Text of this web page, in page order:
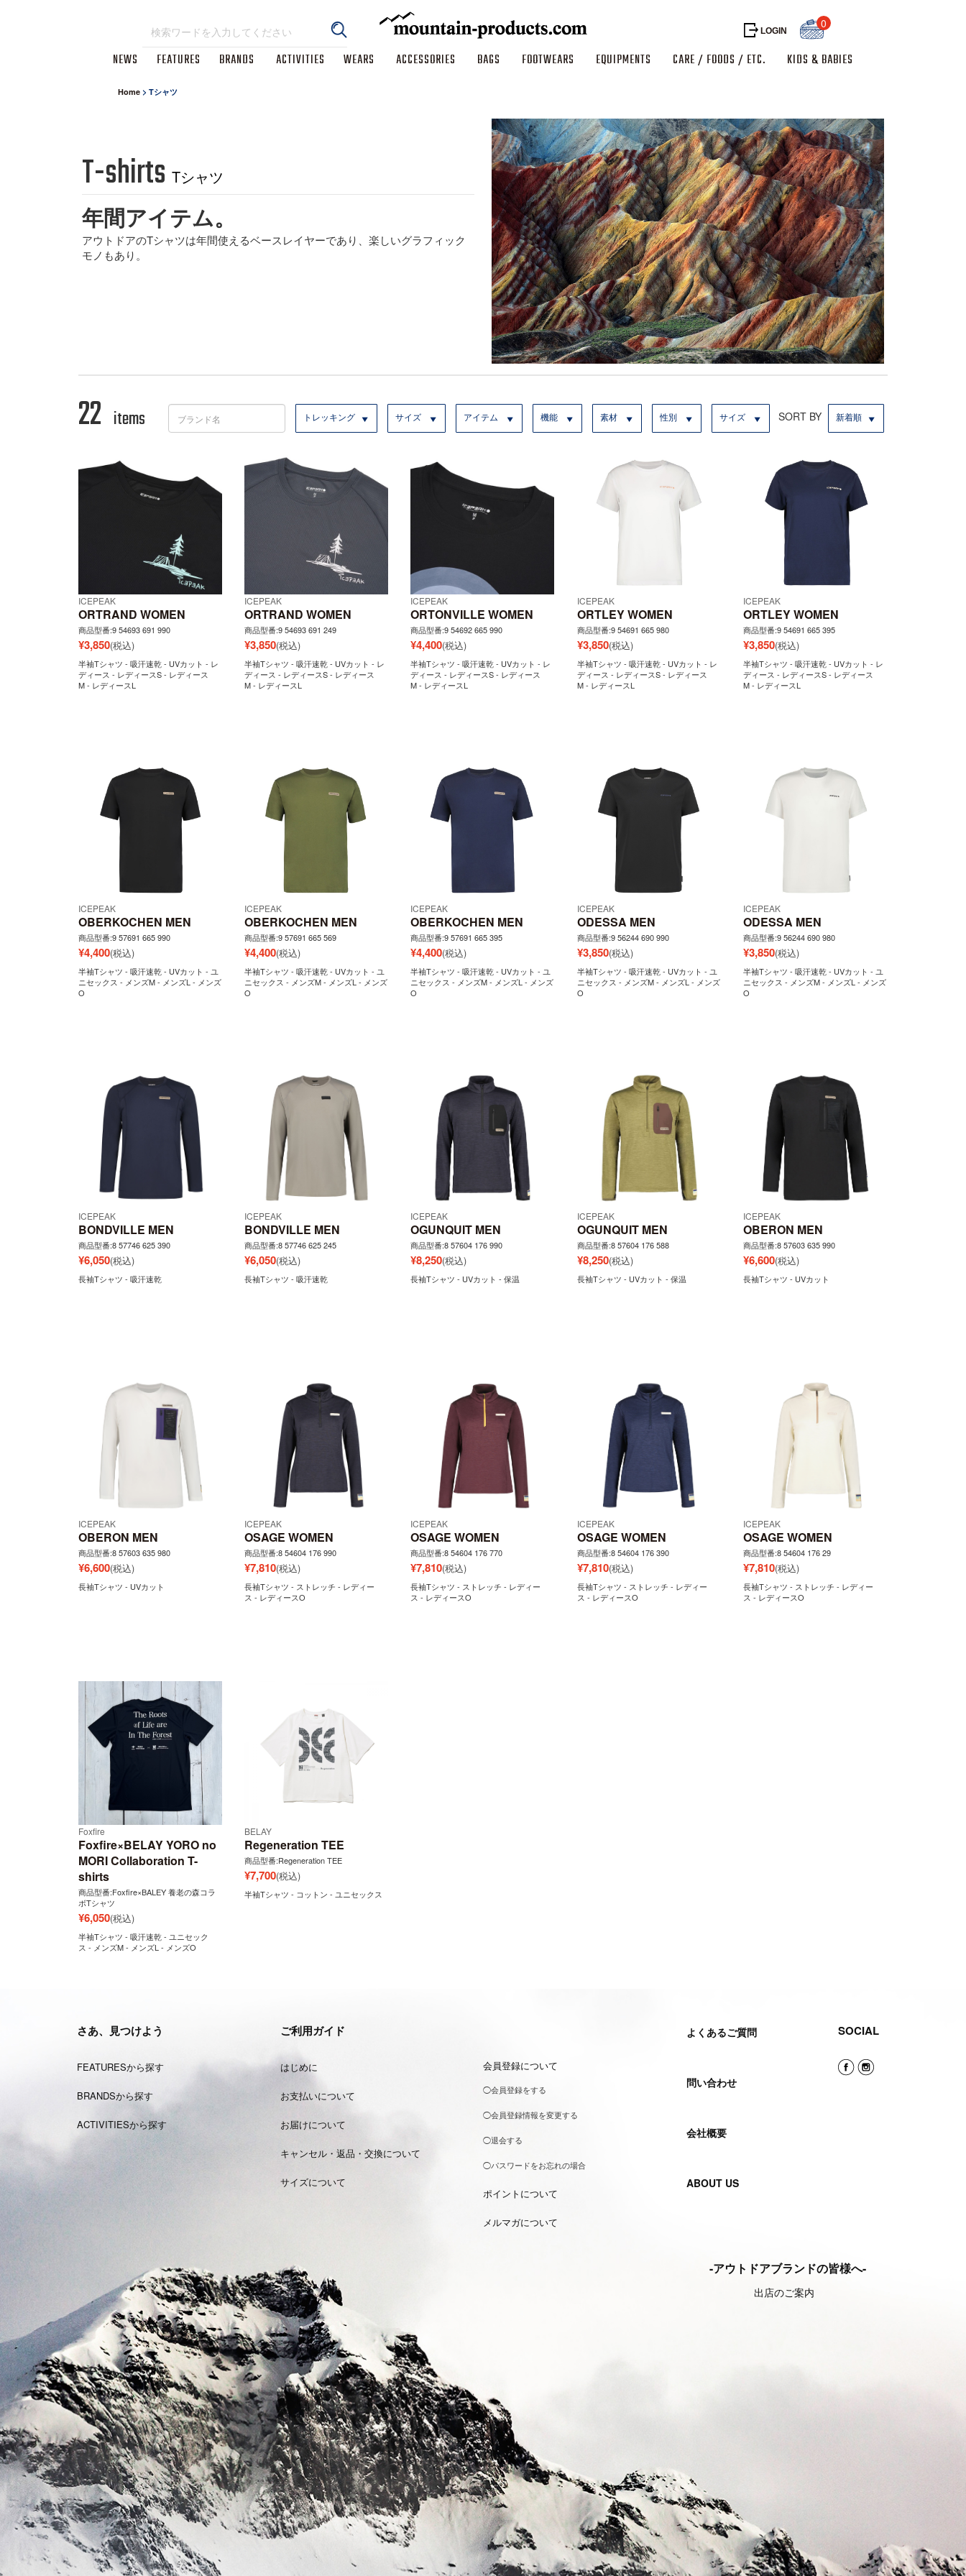
LOGIN
0
NEWS FEATURES BRANDS ACTIVITIES WEARS ACCESSORIES BAGS FOOTWEARS EQUIPMENTS CARE / FOODS / ETC. KIDS & BABIES
Home > Tシャツ
T-shirts Tシャツ
年間アイテム。
アウトドアのTシャツは年間使えるベースレイヤーであり、楽しいグラフィック
モノもあり。
22 items トレッキング サイズ アイテム 機能 素材 性別 サイズ SORT BY 新着順
ICEPEAK
ORTRAND WOMEN
商品型番:9 54693 691 990
¥3,850(税込)
半袖Tシャツ - 吸汗速乾 - UVカット - レ
ディース - レディースS - レディース
M - レディースL
ICEPEAK
ORTRAND WOMEN
商品型番:9 54693 691 249
¥3,850(税込)
半袖Tシャツ - 吸汗速乾 - UVカット - レ
ディース - レディースS - レディース
M - レディースL
ICEPEAK
ORTONVILLE WOMEN
商品型番:9 54692 665 990
¥4,400(税込)
半袖Tシャツ - 吸汗速乾 - UVカット - レ
ディース - レディースS - レディース
M - レディースL
ICEPEAK
ORTLEY WOMEN
商品型番:9 54691 665 980
¥3,850(税込)
半袖Tシャツ - 吸汗速乾 - UVカット - レ
ディース - レディースS - レディース
M - レディースL
ICEPEAK
ORTLEY WOMEN
商品型番:9 54691 665 395
¥3,850(税込)
半袖Tシャツ - 吸汗速乾 - UVカット - レ
ディース - レディースS - レディース
M - レディースL
ICEPEAK
OBERKOCHEN MEN
商品型番:9 57691 665 990
¥4,400(税込)
半袖Tシャツ - 吸汗速乾 - UVカット - ユ
ニセックス - メンズM - メンズL - メンズ
O
ICEPEAK
OBERKOCHEN MEN
商品型番:9 57691 665 569
¥4,400(税込)
半袖Tシャツ - 吸汗速乾 - UVカット - ユ
ニセックス - メンズM - メンズL - メンズ
O
ICEPEAK
OBERKOCHEN MEN
商品型番:9 57691 665 395
¥4,400(税込)
半袖Tシャツ - 吸汗速乾 - UVカット - ユ
ニセックス - メンズM - メンズL - メンズ
O
ICEPEAK
ODESSA MEN
商品型番:9 56244 690 990
¥3,850(税込)
半袖Tシャツ - 吸汗速乾 - UVカット - ユ
ニセックス - メンズM - メンズL - メンズ
O
ICEPEAK
ODESSA MEN
商品型番:9 56244 690 980
¥3,850(税込)
半袖Tシャツ - 吸汗速乾 - UVカット - ユ
ニセックス - メンズM - メンズL - メンズ
O
ICEPEAK
BONDVILLE MEN
商品型番:8 57746 625 390
¥6,050(税込)
長袖Tシャツ - 吸汗速乾
ICEPEAK
BONDVILLE MEN
商品型番:8 57746 625 245
¥6,050(税込)
長袖Tシャツ - 吸汗速乾
ICEPEAK
OGUNQUIT MEN
商品型番:8 57604 176 990
¥8,250(税込)
長袖Tシャツ - UVカット - 保温
ICEPEAK
OGUNQUIT MEN
商品型番:8 57604 176 588
¥8,250(税込)
長袖Tシャツ - UVカット - 保温
ICEPEAK
OBERON MEN
商品型番:8 57603 635 990
¥6,600(税込)
長袖Tシャツ - UVカット
ICEPEAK
OBERON MEN
商品型番:8 57603 635 980
¥6,600(税込)
長袖Tシャツ - UVカット
ICEPEAK
OSAGE WOMEN
商品型番:8 54604 176 990
¥7,810(税込)
長袖Tシャツ - ストレッチ - レディー
ス - レディースO
ICEPEAK
OSAGE WOMEN
商品型番:8 54604 176 770
¥7,810(税込)
長袖Tシャツ - ストレッチ - レディー
ス - レディースO
ICEPEAK
OSAGE WOMEN
商品型番:8 54604 176 390
¥7,810(税込)
長袖Tシャツ - ストレッチ - レディー
ス - レディースO
ICEPEAK
OSAGE WOMEN
商品型番:8 54604 176 29
¥7,810(税込)
長袖Tシャツ - ストレッチ - レディー
ス - レディースO
Foxfire
Foxfire×BELAY YORO no
MORI Collaboration T-
shirts
商品型番:Foxfire×BALEY 養老の森コラ
ボTシャツ
¥6,050(税込)
半袖Tシャツ - 吸汗速乾 - ユニセック
ス - メンズM - メンズL - メンズO
BELAY
Regeneration TEE
商品型番:Regeneration TEE
¥7,700(税込)
半袖Tシャツ - コットン - ユニセックス
さあ、見つけよう
FEATURESから探す
BRANDSから探す
ACTIVITIESから探す
ご利用ガイド
はじめに
お支払いについて
お届けについて
キャンセル・返品・交換について
サイズについて
会員登録について
◯会員登録をする
◯会員登録情報を変更する
◯退会する
◯パスワードをお忘れの場合
ポイントについて
メルマガについて
よくあるご質問
問い合わせ
会社概要
ABOUT US
SOCIAL
-アウトドアブランドの皆様へ-
出店のご案内